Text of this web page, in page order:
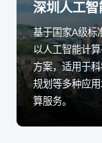
深圳人工
基于国家A级标
以人工智能计
方案，适用于
规划等多种应
算服务。